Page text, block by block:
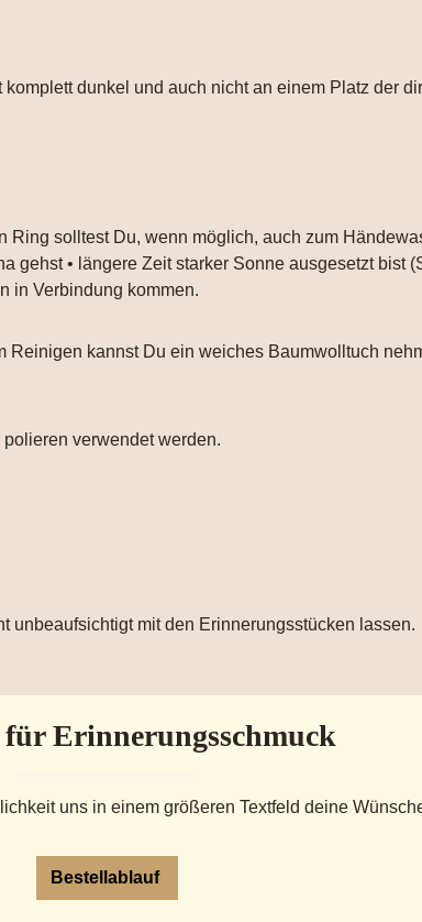
dunkel und auch nicht an einem Platz der
solltest Du, wenn möglich, auch zum
gehst • längere Zeit starker Sonne ausgesetzt bist
in Verbindung kommen.
kannst Du ein weiches Baumwolltuch
verwendet werden.
unbeaufsichtigt mit den Erinnerungsstücken lassen.
für Erinnerungsschmuck
uns in einem größeren Textfeld deine
Bestellablauf